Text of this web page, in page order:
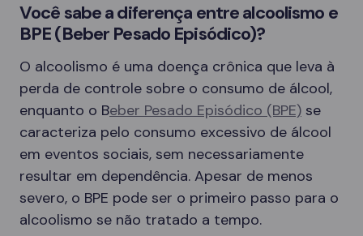
Você sabe a diferença entre alcoolismo e
BPE (Beber Pesado Episódico)?
O alcoolismo é uma doença crônica que leva à
perda de controle sobre o consumo de álcool,
enquanto o Beber Pesado Episódico (BPE) se
caracteriza pelo consumo excessivo de álcool
em eventos sociais, sem necessariamente
resultar em dependência. Apesar de menos
severo, o BPE pode ser o primeiro passo para o
alcoolismo se não tratado a tempo.